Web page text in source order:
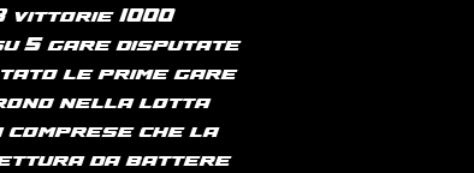
(1000
5 gare disputate
le prime gare
nella lotta
comprese che la
da battere